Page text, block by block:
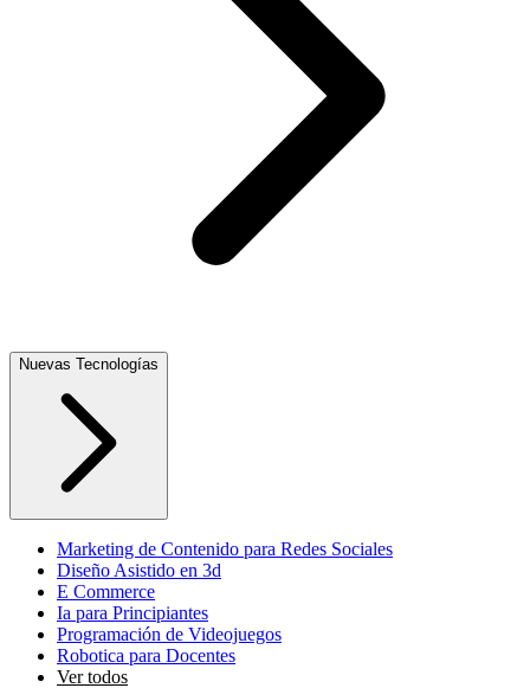
Nuevas Tecnologías
Marketing de Contenido para Redes Sociales
Diseño Asistido en 3d
E Commerce
Ia para Principiantes
Programación de Videojuegos
Robotica para Docentes
Ver todos